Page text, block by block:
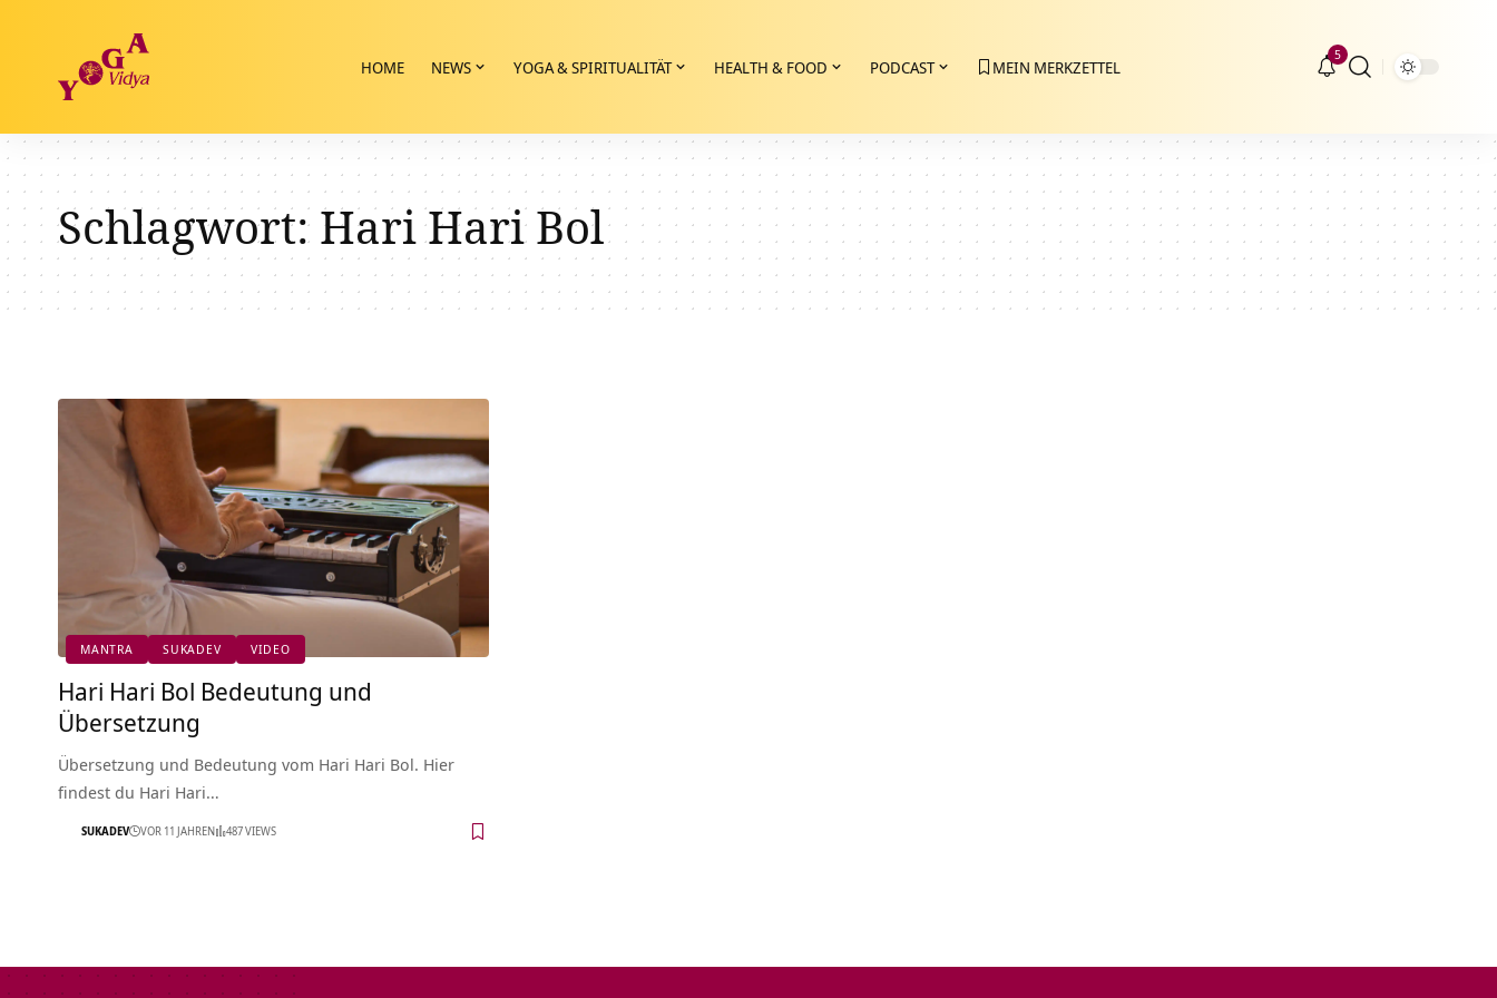
HOME NEWS YOGA & SPIRITUALITÄT HEALTH & FOOD PODCAST MEIN MERKZETTEL
5
Schlagwort:Hari Hari Bol
MANTRA SUKADEV VIDEO
Hari Hari Bol Bedeutung und
Übersetzung
Übersetzung und Bedeutung vom Hari Hari Bol. Hier
findest du Hari Hari…
SUKADEV VOR 11 JAHREN 487 VIEWS